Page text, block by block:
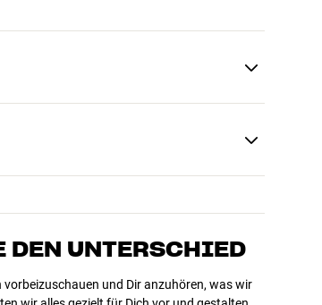
DEN UNTERSCHIED
und Dir anzuhören, was wir